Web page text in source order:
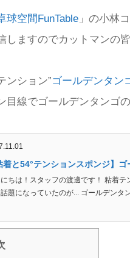
球空間FunTable」の小林
しますのでカットマンの
ンション”ゴールデンタン
目線でゴールデンタンゴ
着と54°テンションスポンジ】
ちは！スタッフの渡邊です！ 粘着
題になっていたのが... ゴールデンタ